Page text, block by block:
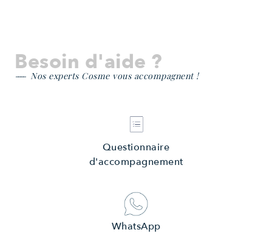
Besoin d'aide ?
Nos experts Cosme vous accompagnent !
Questionnaire
d'accompagnement
WhatsApp